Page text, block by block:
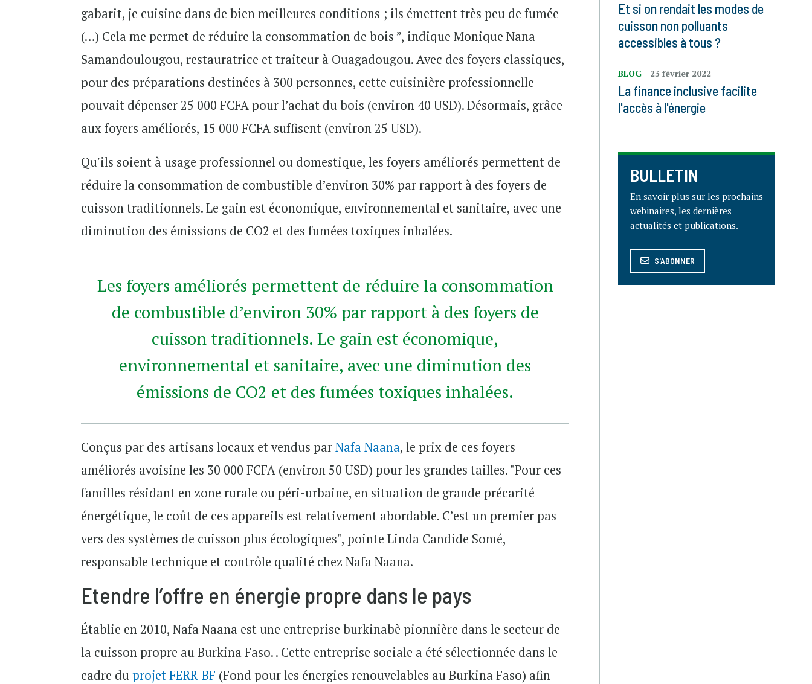
gabarit, je cuisine dans de bien meilleures conditions ; ils émettent très peu de fumée
(…) Cela me permet de réduire la consommation de bois ”, indique Monique Nana
Samandoulougou, restauratrice et traiteur à Ouagadougou. Avec des foyers classiques,
pour des préparations destinées à 300 personnes, cette cuisinière professionnelle
pouvait dépenser 25 000 FCFA pour l’achat du bois (environ 40 USD). Désormais, grâce
aux foyers améliorés, 15 000 FCFA suffisent (environ 25 USD).
Qu'ils soient à usage professionnel ou domestique, les foyers améliorés permettent de
réduire la consommation de combustible d’environ 30% par rapport à des foyers de
cuisson traditionnels. Le gain est économique, environnemental et sanitaire, avec une
diminution des émissions de CO2 et des fumées toxiques inhalées.
Les foyers améliorés permettent de réduire la consommation
de combustible d’environ 30% par rapport à des foyers de
cuisson traditionnels. Le gain est économique,
environnemental et sanitaire, avec une diminution des
émissions de CO2 et des fumées toxiques inhalées.
Conçus par des artisans locaux et vendus parNafa Naana, le prix de ces foyers
améliorés avoisine les 30 000 FCFA (environ 50 USD) pour les grandes tailles. "Pour ces
familles résidant en zone rurale ou péri-urbaine, en situation de grande précarité
énergétique, le coût de ces appareils est relativement abordable. C’est un premier pas
vers des systèmes de cuisson plus écologiques", pointe Linda Candide Somé,
responsable technique et contrôle qualité chez Nafa Naana.
Etendre l’offre en énergie propre dans le pays
Établie en 2010, Nafa Naana est une entreprise burkinabè pionnière dans le secteur de
la cuisson propre au Burkina Faso. . Cette entreprise sociale a été sélectionnée dans le
cadre duprojet FERR-BF (Fond pour les énergies renouvelables au Burkina Faso) afin
Et si on rendait les modes de
cuisson non polluants
accessibles à tous ?
BLOG 23 février 2022
La finance inclusive facilite
l'accès à l'énergie
BULLETIN
En savoir plus sur les prochains
webinaires, les dernières
actualités et publications.
S'ABONNER